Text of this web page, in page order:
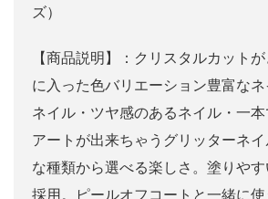
ズ）
【商品説明】：クリスタルカット
に入った色バリエーション豊富な
ネイル・ツヤ感のあるネイル・一
アートが出来ちゃうグリッターネ
な種類から選べる楽しさ。塗りや
採用。ピールオフコートと一緒に